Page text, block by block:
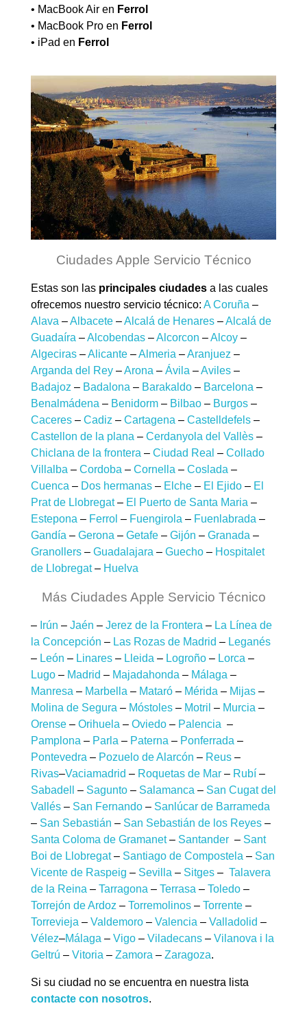
• MacBook Air en Ferrol
• MacBook Pro en Ferrol
• iPad en Ferrol
Ciudades Apple Servicio Técnico
Estas son las principales ciudades a las cuales
ofrecemos nuestro servicio técnico: A Coruña –
Alava –Albacete –Alcalá de Henares –Alcalá de
Guadaíra –Alcobendas –Alcorcon –Alcoy –
Algeciras –Alicante –Almeria –Aranjuez –
Arganda del Rey –Arona – Ávila –Aviles –
Badajoz – Badalona – Barakaldo – Barcelona –
Benalmádena – Benidorm – Bilbao – Burgos –
Caceres – Cadiz – Cartagena – Castelldefels –
Castellon de la plana – Cerdanyola del Vallès –
Chiclana de la frontera – Ciudad Real – Collado
Villalba – Cordoba – Cornella – Coslada –
Cuenca – Dos hermanas – Elche – El Ejido – El
Prat de Llobregat– El Puerto de Santa Maria –
Estepona – Ferrol – Fuengirola – Fuenlabrada –
Gandía – Gerona – Getafe – Gijón – Granada –
Granollers – Guadalajara – Guecho – Hospitalet
de Llobregat– Huelva
Más Ciudades Apple Servicio Técnico
– Irún – Jaén – Jerez de la Frontera – La Línea de
la Concepción – Las Rozas de Madrid – Leganés
– León – Linares – Lleida – Logroño – Lorca –
Lugo – Madrid – Majadahonda – Málaga –
Manresa – Marbella – Mataró – Mérida – Mijas –
Molina de Segura – Móstoles – Motril – Murcia –
Orense – Orihuela – Oviedo – Palencia –
Pamplona – Parla – Paterna – Ponferrada –
Pontevedra – Pozuelo de Alarcón – Reus –
Rivas–Vaciamadrid – Roquetas de Mar – Rubí –
Sabadell
– Sagunto – Salamanca – San Cugat del
Vallés – San Fernando – Sanlúcar de Barrameda
– San Sebastián – San Sebastián de los Reyes –
Santa Coloma de Gramanet– Santander – Sant
Boi de Llobregat– Santiago de Compostela – San
Vicente de Raspeig – Sevilla – Sitges – Talavera
de la Reina – Tarragona – Terrasa – Toledo –
Torrejón de Ardoz – Torremolinos – Torrente –
Torrevieja – Valdemoro – Valencia – Valladolid –
Vélez–Málaga – Vigo – Viladecans – Vilanova i la
Geltrú – Vitoria – Zamora – Zaragoza.
Si su ciudad no se encuentra en nuestra lista
contacte con nosotros.